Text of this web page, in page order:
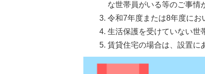
な世帯員がいる等のご事情
令和7年度または8年度にお
生活保護を受けていない世
賃貸住宅の場合は、設置に